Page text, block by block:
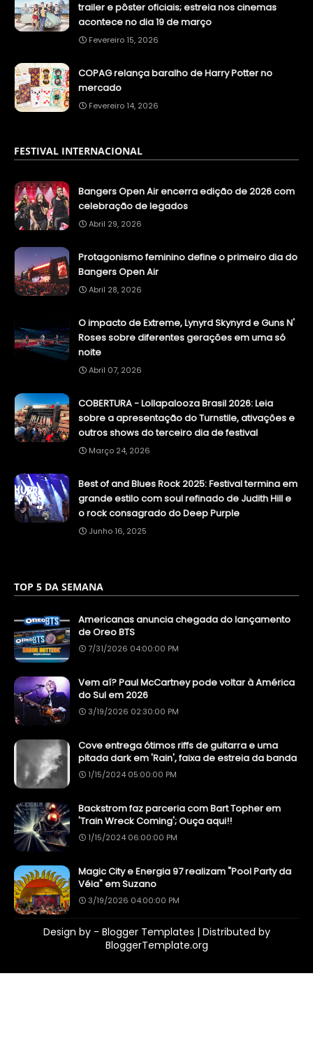
trailer e pôster oficiais; estreia nos cinemas
acontece no dia 19 de março
Fevereiro 15, 2026
COPAG relança baralho de Harry Potter no
mercado
Fevereiro 14, 2026
FESTIVAL INTERNACIONAL
Bangers Open Air encerra edição de 2026 com
celebração de legados
Abril 29, 2026
Protagonismo feminino define o primeiro dia do
Bangers Open Air
Abril 28, 2026
O impacto de Extreme, Lynyrd Skynyrd e Guns N'
Roses sobre diferentes gerações em uma só
noite
Abril 07, 2026
COBERTURA - Lollapalooza Brasil 2026: Leia
sobre a apresentação do Turnstile, ativações e
outros shows do terceiro dia de festival
Março 24, 2026
Best of and Blues Rock 2025: Festival termina em
grande estilo com soul refinado de Judith Hill e
o rock consagrado do Deep Purple
Junho 16, 2025
TOP 5 DA SEMANA
Americanas anuncia chegada do lançamento
de Oreo BTS
7/31/2026 04:00:00 PM
Vem aí? Paul McCartney pode voltar à América
do Sul em 2026
3/19/2026 02:30:00 PM
Cove entrega ótimos riffs de guitarra e uma
pitada dark em 'Rain', faixa de estreia da banda
1/15/2024 05:00:00 PM
Backstrom faz parceria com Bart Topher em
'Train Wreck Coming'; Ouça aqui!!
1/15/2024 06:00:00 PM
Magic City e Energia 97 realizam "Pool Party da
Véia" em Suzano
3/19/2026 04:00:00 PM
Design by - Blogger Templates | Distributed by
BloggerTemplate.org